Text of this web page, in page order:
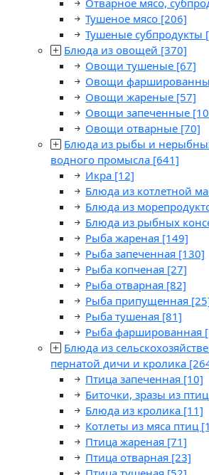
Отварное мясо,
Тушеное мясо [206]
Тушеные субпродукты
Блюда из овощей [370]
Овощи тушеные [67]
Овощи
Овощи жареные [57]
Овощи запеченные
Овощи отварные [70]
Блюда из рыбы и
водного промысла [641]
Икра [12]
Блюда из котлетной
Блюда из
Блюда из рыбных
Рыба жареная [149]
Рыба запеченная [130]
Рыба копченая [27]
Рыба отварная [82]
Рыба припущенная
Рыба тушеная [81]
Рыба фаршированная
Блюда из
пернатой дичи и кролика
Птица запеченная [10]
Биточки, зразы из
Блюда из кролика [11]
Котлеты из мяса птиц
Птица жареная [71]
Птица отварная [23]